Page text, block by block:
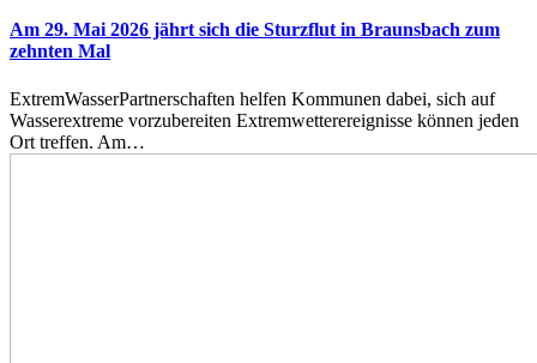
Am 29. Mai 2026 jährt sich die Sturzflut in Braunsbach zum
zehnten Mal
ExtremWasserPartnerschaften helfen Kommunen dabei, sich auf
Wasserextreme vorzubereiten Extremwetterereignisse können jeden
Ort treffen. Am…